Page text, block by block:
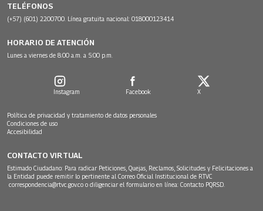
TELÉFONOS
(+57) (601) 2200700. Línea gratuita nacional: 018000123414
HORARIO DE ATENCIÓN
Lunes a viernes de 8:00 a.m. a 5:00 p.m.
Instagram Facebook X
Política de privacidad y tratamiento de datos personales
Condiciones de uso
Accesibilidad
CONTACTO VIRTUAL
Estimado Ciudadano: Para radicar Peticiones, Quejas, Reclamos, Solicitudes y Felicitaciones a
la Entidad puede remitir lo pertinente al Correo Oficial Institucional de RTVC
correspondencia@rtvc.gov.co o diligenciar el formulario en línea: Contacto PQRSD.